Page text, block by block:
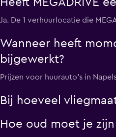
Heeft MEGADRIVE
Ja. De 1 verhuurlocatie die
Wanneer heeft
bijgewerkt?
Prijzen voor huurauto's in
Bij hoeveel
Hoe oud moet je